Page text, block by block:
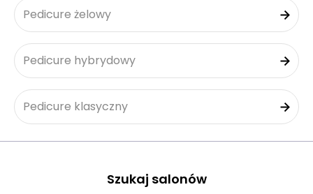
Pedicure żelowy
Pedicure hybrydowy
Pedicure klasyczny
Szukaj salonów